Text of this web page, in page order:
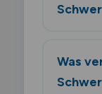
Was